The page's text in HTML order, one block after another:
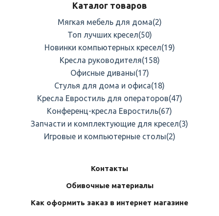
Каталог товаров
Мягкая мебель для дома(2)
Топ лучших кресел(50)
Новинки компьютерных кресел(19)
Кресла руководителя(158)
Офисные диваны(17)
Стулья для дома и офиса(18)
Кресла Евростиль для операторов(47)
Конференц-кресла Евростиль(67)
Запчасти и комплектующие для кресел(3)
Игровые и компьютерные столы(2)
Контакты
Обивочные материалы
Как оформить заказ в интернет магазине